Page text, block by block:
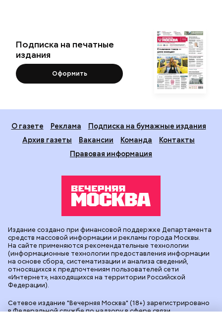
Подписка на печатные
издания
Оформить
О газете Реклама
Подписка на бумажные издания
Архив газеты
Вакансии Команда
Контакты
Правовая информация
Сетевое издание "Вечерняя Москва" (18+) зарегистрировано
в Федеральной службе по надзору в сфере связи,
Издание создано при финансовой поддержке Департамента
средств массовой информации и рекламы города Москвы.
На сайте применяются рекомендательные технологии
(информационные технологии предоставления информации
на основе сбора, систематизации и анализа сведений,
относящихся к предпочтениям пользователей сети
«Интернет», находящихся на территории Российской
Федерации).